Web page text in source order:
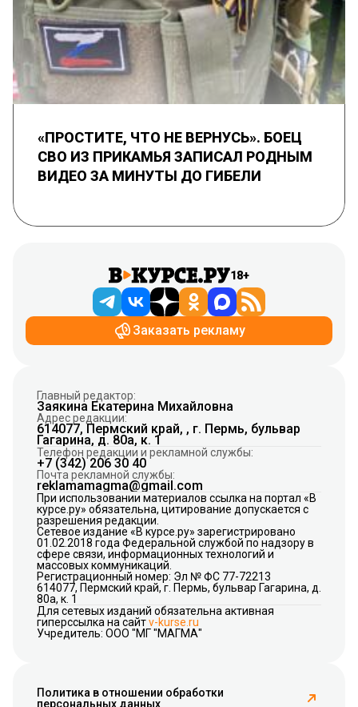
«ПРОСТИТЕ, ЧТО НЕ ВЕРНУСЬ». БОЕЦ
СВО ИЗ ПРИКАМЬЯ ЗАПИСАЛ РОДНЫМ
ВИДЕО ЗА МИНУТЫ ДО ГИБЕЛИ
18+
Заказать рекламу
Главный редактор:
Заякина Екатерина Михайловна
Адрес редакции:
614077, Пермский край, , г. Пермь, бульвар
Гагарина, д. 80а, к. 1
Телефон редакции и рекламной службы:
+7 (342) 206 30 40
Почта рекламной службы:
reklamamagma@gmail.com
При использовании материалов ссылка на портал «В
курсе.ру» обязательна, цитирование допускается с
разрешения редакции.
Сетевое издание «В курсе.ру» зарегистрировано
01.02.2018 года Федеральной службой по надзору в
сфере связи, информационных технологий и
массовых коммуникаций.
Регистрационный номер: Эл № ФС 77-72213
614077, Пермский край, г. Пермь, бульвар Гагарина, д.
80а, к. 1
Для сетевых изданий обязательна активная
гиперссылка на сайтv-kurse.ru
Учредитель: ООО "МГ "МАГМА"
Политика в отношении обработки
персональных данных